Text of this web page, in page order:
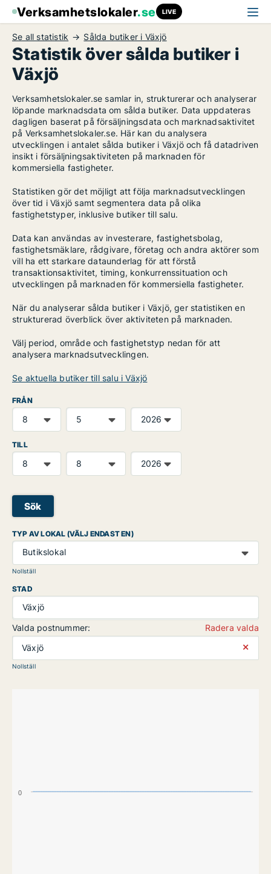
Verksamhetslokaler.se LIVE
Se all statistik Sålda butiker i Växjö
Statistik över sålda butiker i
Växjö
Verksamhetslokaler.se samlar in, strukturerar och analyserar
löpande marknadsdata om sålda butiker. Data uppdateras
dagligen baserat på försäljningsdata och marknadsaktivitet
på Verksamhetslokaler.se. Här kan du analysera
utvecklingen i antalet sålda butiker i Växjö och få datadriven
insikt i försäljningsaktiviteten på marknaden för
kommersiella fastigheter.
Statistiken gör det möjligt att följa marknadsutvecklingen
över tid i Växjö samt segmentera data på olika
fastighetstyper, inklusive butiker till salu.
Data kan användas av investerare, fastighetsbolag,
fastighetsmäklare, rådgivare, företag och andra aktörer som
vill ha ett starkare dataunderlag för att förstå
transaktionsaktivitet, timing, konkurrenssituation och
utvecklingen på marknaden för kommersiella fastigheter.
När du analyserar sålda butiker i Växjö, ger statistiken en
strukturerad överblick över aktiviteten på marknaden.
Välj period, område och fastighetstyp nedan för att
analysera marknadsutvecklingen.
Se aktuella butiker till salu i Växjö
FRÅN
TILL
Sök
TYP AV LOKAL (VÄLJ ENDAST EN)
Butikslokal
Nollställ
STAD
Växjö
Valda postnummer:
Radera valda
Växjö
⨯
Nollställ
0